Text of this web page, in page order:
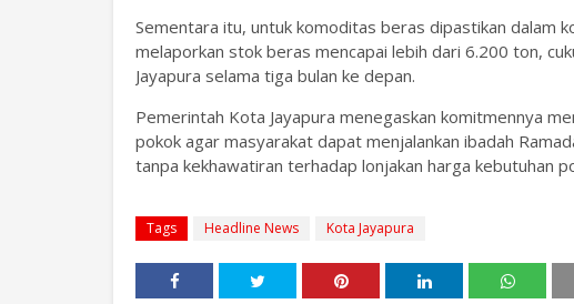
Sementara itu, untuk komoditas beras dipastikan dalam
melaporkan stok beras mencapai lebih dari 6.200 ton,
Jayapura selama tiga bulan ke depan.
Pemerintah Kota Jayapura menegaskan komitmennya
pokok agar masyarakat dapat menjalankan ibadah
tanpa kekhawatiran terhadap lonjakan harga kebutuhan
Tags Headline News Kota Jayapura